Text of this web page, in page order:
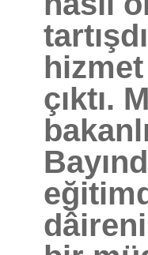
çıktı.